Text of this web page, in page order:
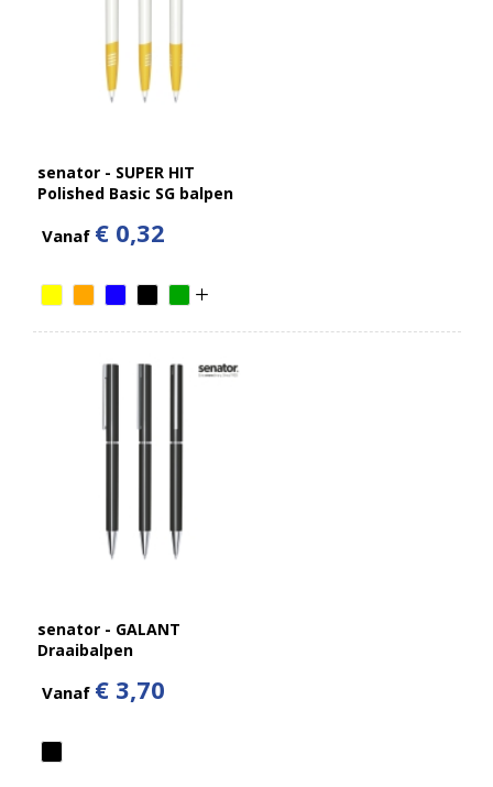
senator - SUPER HIT
Polished Basic SG balpen
Vanaf € 0,32
senator - GALANT
Draaibalpen
Vanaf € 3,70